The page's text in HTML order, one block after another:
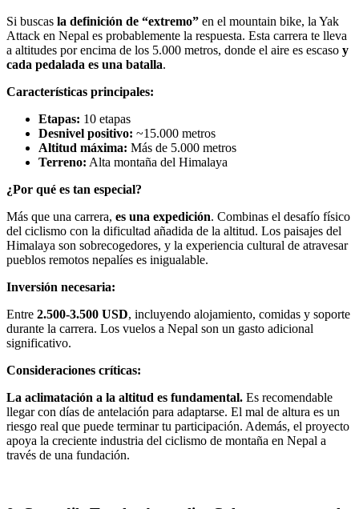
Si buscas la definición de “extremo” en el mountain bike, la Yak
Attack en Nepal es probablemente la respuesta. Esta carrera te lleva
a altitudes por encima de los 5.000 metros, donde el aire es escaso y
cada pedalada es una batalla.
Características principales:
Etapas: 10 etapas
Desnivel positivo: ~15.000 metros
Altitud máxima: Más de 5.000 metros
Terreno: Alta montaña del Himalaya
¿Por qué es tan especial?
Más que una carrera, es una expedición. Combinas el desafío físico
del ciclismo con la dificultad añadida de la altitud. Los paisajes del
Himalaya son sobrecogedores, y la experiencia cultural de atravesar
pueblos remotos nepalíes es inigualable.
Inversión necesaria:
Entre 2.500-3.500 USD, incluyendo alojamiento, comidas y soporte
durante la carrera. Los vuelos a Nepal son un gasto adicional
significativo.
Consideraciones críticas:
La aclimatación a la altitud es fundamental. Es recomendable
llegar con días de antelación para adaptarse. El mal de altura es un
riesgo real que puede terminar tu participación. Además, el proyecto
apoya la creciente industria del ciclismo de montaña en Nepal a
través de una fundación.